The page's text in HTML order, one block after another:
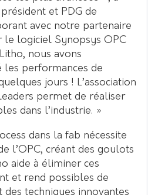
et PDG de
avec notre partenaire
le logiciel Synopsys OPC
nous avons
les performances de
jours ! L’association
permet de réaliser
dans l’industrie. »
dans la fab nécessite
l’OPC, créant des goulots
aide à éliminer ces
et rend possibles de
techniques innovantes